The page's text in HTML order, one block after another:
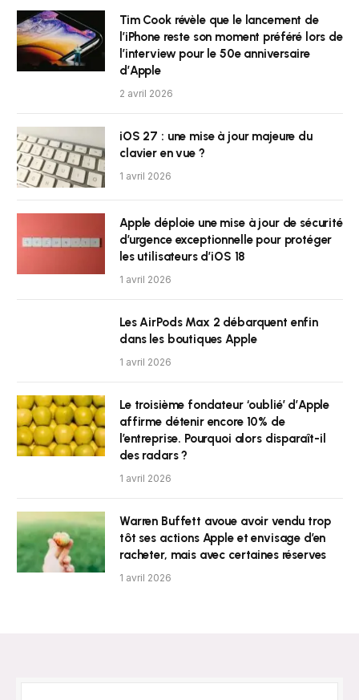
Tim Cook révèle que le lancement de
l’iPhone reste son moment préféré lors de
l’interview pour le 50e anniversaire
d’Apple
2 avril 2026
iOS 27 : une mise à jour majeure du
clavier en vue ?
1 avril 2026
Apple déploie une mise à jour de sécurité
d’urgence exceptionnelle pour protéger
les utilisateurs d’iOS 18
1 avril 2026
Les AirPods Max 2 débarquent enfin
dans les boutiques Apple
1 avril 2026
Le troisième fondateur ‘oublié’ d’Apple
affirme détenir encore 10% de
l’entreprise. Pourquoi alors disparaît-il
des radars ?
1 avril 2026
Warren Buffett avoue avoir vendu trop
tôt ses actions Apple et envisage d’en
racheter, mais avec certaines réserves
1 avril 2026